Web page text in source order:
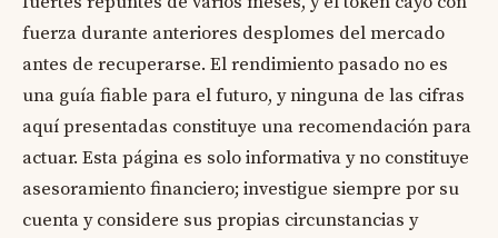
fuerza durante anteriores desplomes del mercado
antes de recuperarse. El rendimiento pasado no es
una guía fiable para el futuro, y ninguna de las cifras
aquí presentadas constituye una recomendación para
actuar. Esta página es solo informativa y no constituye
asesoramiento financiero; investigue siempre por su
cuenta y considere sus propias circunstancias y